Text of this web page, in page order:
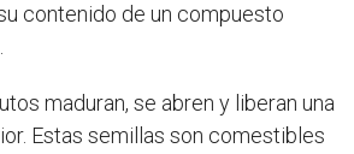
contenido de un compuesto
maduran, se abren y liberan una
Estas semillas son comestibles